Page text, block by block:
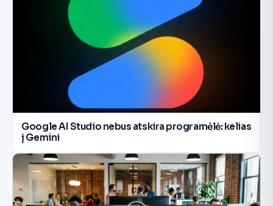
Google AI Studio nebus atskira programėlė: kelias
į Gemini